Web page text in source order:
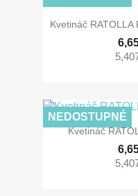
Kvetináč
Kvetináč
NEDOSTUPNÉ